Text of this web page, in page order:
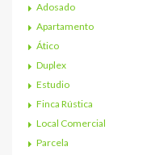
Adosado
Apartamento
Ático
Duplex
Estudio
Finca Rústica
Local Comercial
Parcela